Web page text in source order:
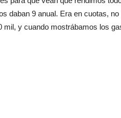
daban 9 anual. Era en cuotas,
mil, y cuando mostrábamos los